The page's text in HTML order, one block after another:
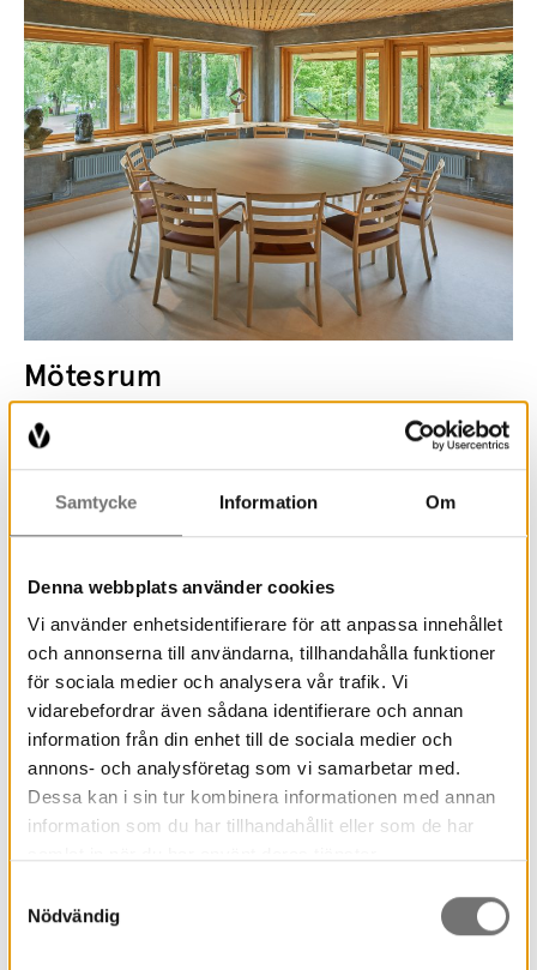
Samtycke Information Om
Denna webbplats använder cookies
Vi använder enhetsidentifierare för att anpassa innehållet
och annonserna till användarna, tillhandahålla funktioner
för sociala medier och analysera vår trafik. Vi
vidarebefordrar även sådana identifierare och annan
information från din enhet till de sociala medier och
annons- och analysföretag som vi samarbetar med.
Dessa kan i sin tur kombinera informationen med annan
information som du har tillhandahållit eller som de har
Nödvändig
Mötesrum
12 pers
Läs mer
Museets hörsal passar utmärkt om ni vill
livesända er konferens eller föreläsning. Vi har
alla möjligheter att anpassa lokalen efter era
behov och hjälper er gärna med det tekniska. I
våra konferenslokaler finns goda möjligheter till
digitala möten när ni vill komma ifrån kontoret en
stund och få ett miljöombyte. Hör av er så hittar